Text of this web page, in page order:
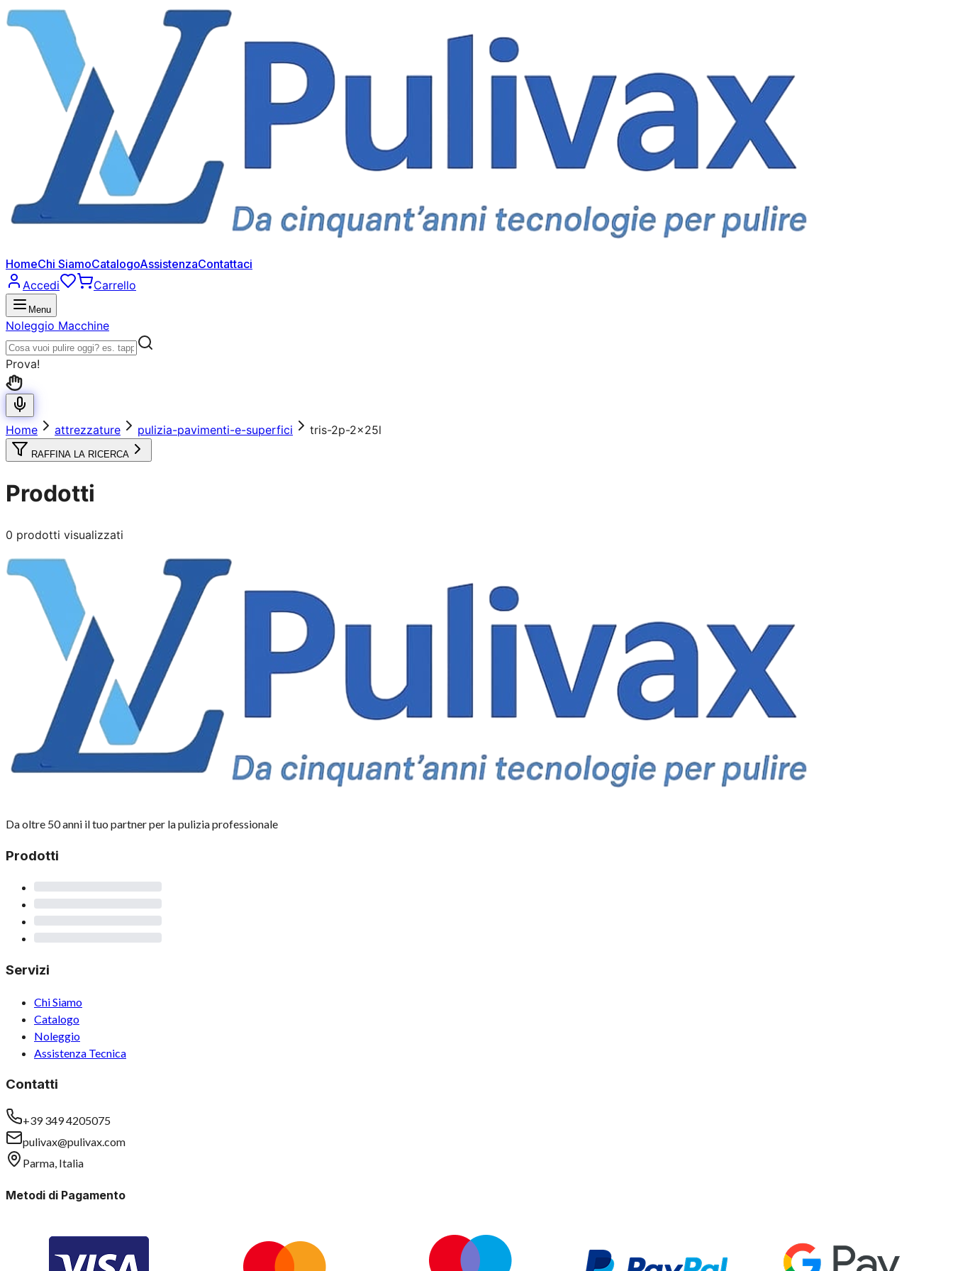
HomeChi SiamoCatalogoAssistenzaContattaci
Accedi
Carrello
Menu
Noleggio Macchine
Prova!
Home attrezzature pulizia-pavimenti-e-superfici tris-2p-2x25l
RAFFINA LA RICERCA
Prodotti
0 prodotti visualizzati
Da oltre 50 anni il tuo partner per la pulizia professionale
Prodotti
Servizi
Chi Siamo
Catalogo
Noleggio
Assistenza Tecnica
Contatti
+39 349 4205075
pulivax@pulivax.com
Parma, Italia
Metodi di Pagamento